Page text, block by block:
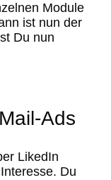
Module
ist nun der
Du nun
Ads
LikedIn
Du